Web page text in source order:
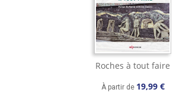
Roches à tout faire
À partir de 19,99 €